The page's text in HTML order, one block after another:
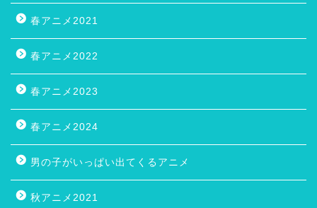
春アニメ2021
春アニメ2022
春アニメ2023
春アニメ2024
男の子がいっぱい出てくるアニメ
秋アニメ2021